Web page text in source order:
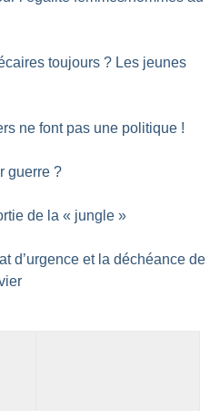
toujours ? Les jeunes
ne font pas une politique !
guerre ?
de la « jungle »
d’urgence et la déchéance de